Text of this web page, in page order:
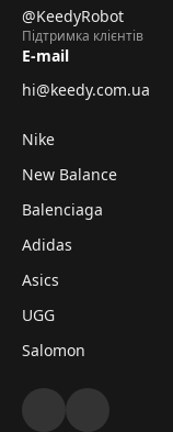
@KeedyRobot
Підтримка клієнтів
E-mail
hi@keedy.com.ua
Nike
New Balance
Balenciaga
Adidas
Asics
UGG
Salomon